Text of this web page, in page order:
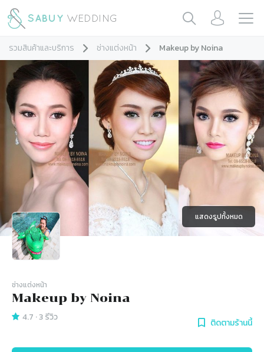
รวมสินค้าและบริการ ช่างแต่งหน้า Makeup by Noina
แสดงรูปทั้งหมด
ช่างแต่งหน้า
Makeup by Noina
4.7 ·3รีวิว ติดตามร้านนี้